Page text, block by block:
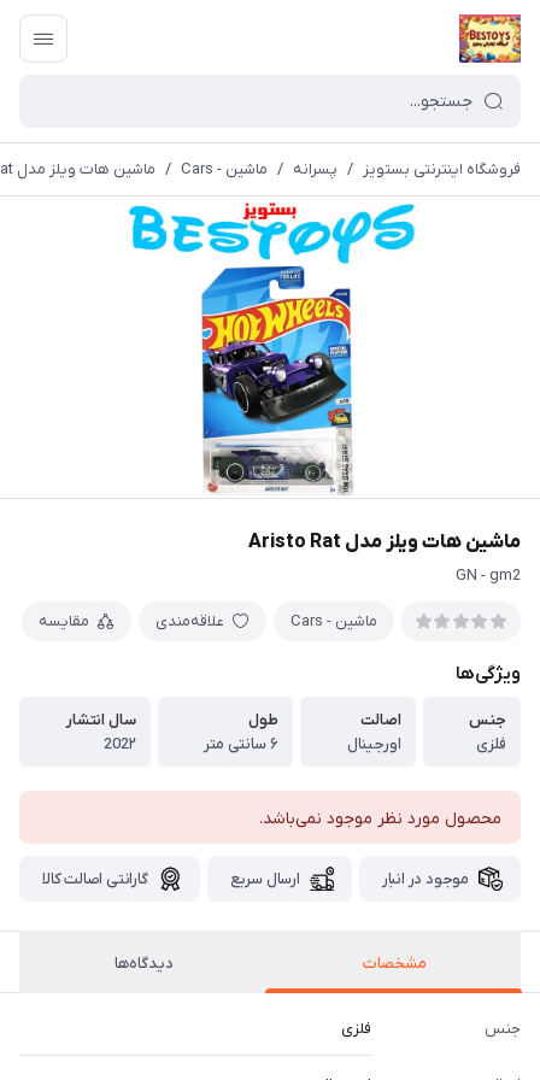
فروشگاه اینترنتی بستویز / پسرانه / ماشین - Cars / ماشین هات ویلز مدل Aristo Rat
ماشین هات ویلز مدل Aristo Rat
GN - gm2
ماشین - Cars علاقه‌مندی مقایسه
ویژگی‌ها
جنس
فلزی
اصالت
اورجینال
طول
۶ سانتی متر
سال انتشار
202۲
محصول مورد نظر موجود نمی‌باشد.
موجود در انبار ارسال سریع گارانتی اصالت کالا
مشخصات دیدگاه‌ها
جنس فلزی